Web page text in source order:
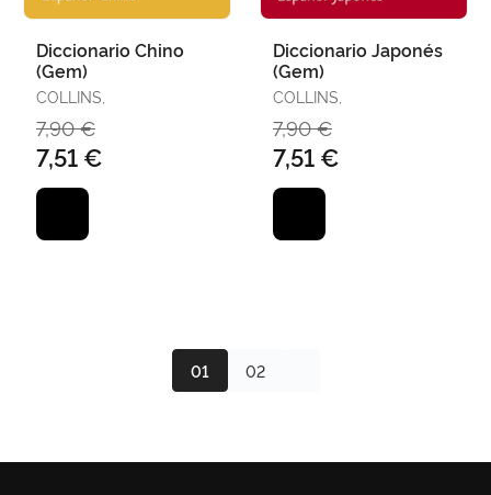
Diccionario Chino
(Gem)
COLLINS,
7,90 €
7,51 €
Diccionario Japonés
(Gem)
COLLINS,
7,90 €
7,51 €
01 02